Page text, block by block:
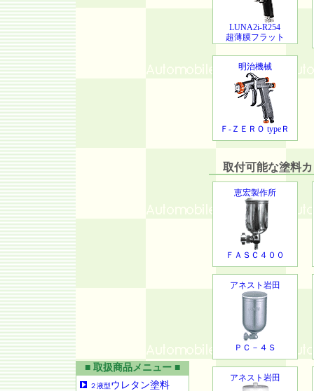
LUNA2i-R254
超薄膜フラット
明治機械
Ｆ-ＺＥＲＯ typeＲ
取付可能な塗料カ
恵宏製作所
ＦＡＳＣ４００
アネスト岩田
ＰＣ－４Ｓ
アネスト岩田
■ 取扱商品メニュー ■
２液型ウレタン塗料